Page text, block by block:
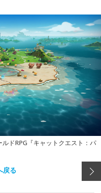
ドRPG『キャットクエスト：パ
戻る